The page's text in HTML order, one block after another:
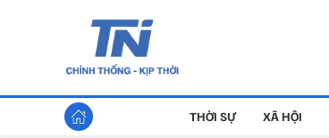
THỜI SỰ XÃ HỘI